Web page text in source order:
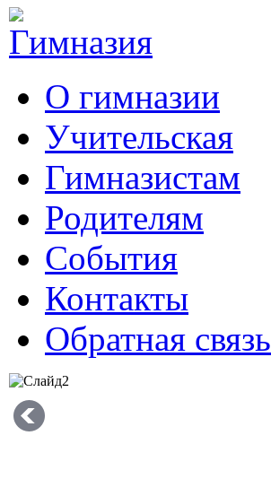
О гимназии
Учительская
Гимназистам
Родителям
События
Контакты
Обратная связь